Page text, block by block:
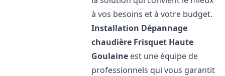
à vos besoins et à votre budget.
Installation Dépannage
chaudière Frisquet Haute
Goulaine est une équipe de
professionnels qui vous garantit